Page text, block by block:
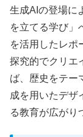
生成AIの登場に
を立てる学び」
を活用したレポ
探究的でクリエ
ば、歴史をテー
成を用いたデザ
る教育が広がり